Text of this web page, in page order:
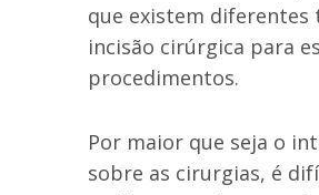
que existem diferentes
incisão cirúrgica para
procedimentos.
Por maior que seja o
sobre as cirurgias, é